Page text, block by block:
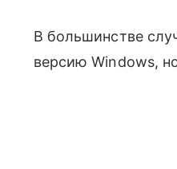
В большинстве
версию Windows,